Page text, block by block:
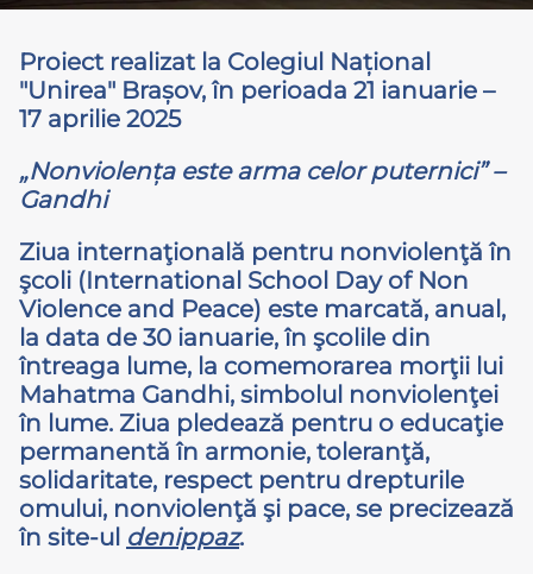
Proiect realizat la Colegiul Național
"Unirea" Brașov, în perioada 21 ianuarie –
17 aprilie 2025
„Nonviolența este arma celor puternici” –
Gandhi
Ziua internaţională pentru nonviolenţă în
şcoli (International School Day of Non
Violence and Peace) este marcată, anual,
la data de 30 ianuarie, în şcolile din
întreaga lume, la comemorarea morţii lui
Mahatma Gandhi, simbolul nonviolenţei
în lume. Ziua pledează pentru o educaţie
permanentă în armonie, toleranţă,
solidaritate, respect pentru drepturile
omului, nonviolenţă şi pace, se precizează
în site-ul denippaz.